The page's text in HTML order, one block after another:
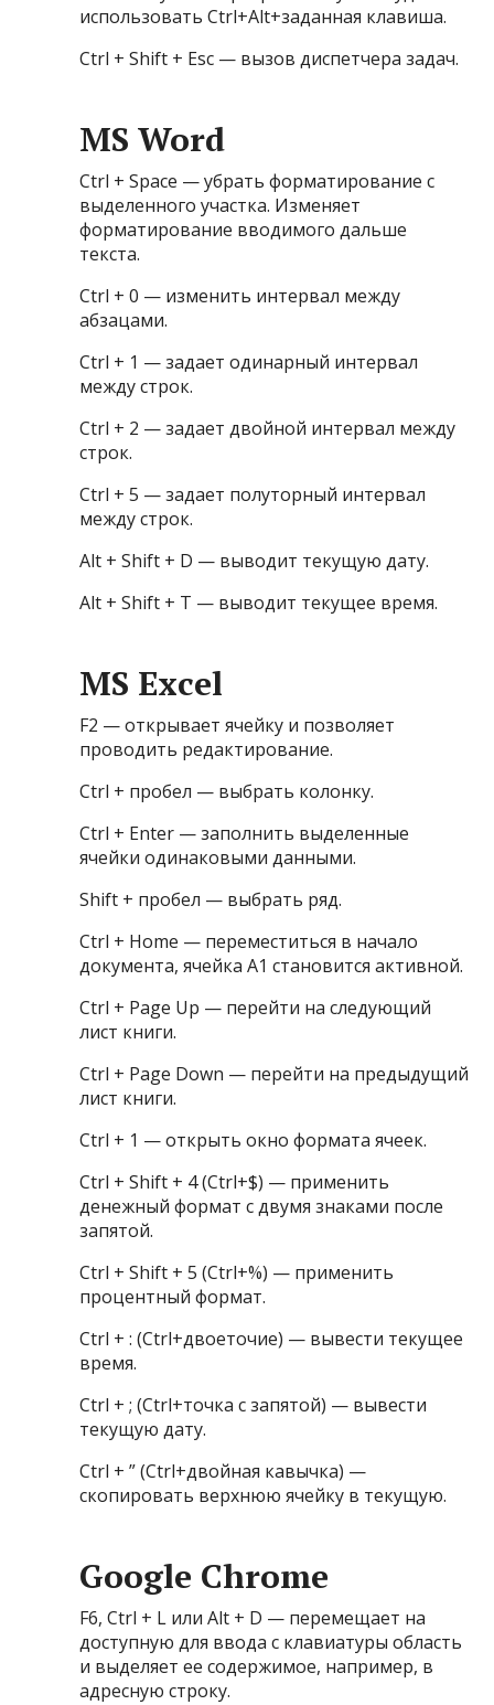
использовать Ctrl+Alt+заданная клавиша.
Ctrl + Shift + Esc — вызов диспетчера задач.
MS Word
Ctrl + Space — убрать форматирование с
выделенного участка. Изменяет
форматирование вводимого дальше
текста.
Ctrl + 0 — изменить интервал между
абзацами.
Ctrl + 1 — задает одинарный интервал
между строк.
Ctrl + 2 — задает двойной интервал между
строк.
Ctrl + 5 — задает полуторный интервал
между строк.
Alt + Shift + D — выводит текущую дату.
Alt + Shift + T — выводит текущее время.
MS Excel
F2 — открывает ячейку и позволяет
проводить редактирование.
Ctrl + пробел — выбрать колонку.
Ctrl + Enter — заполнить выделенные
ячейки одинаковыми данными.
Shift + пробел — выбрать ряд.
Ctrl + Home — переместиться в начало
документа, ячейка A1 становится активной.
Ctrl + Page Up — перейти на следующий
лист книги.
Ctrl + Page Down — перейти на предыдущий
лист книги.
Ctrl + 1 — открыть окно формата ячеек.
Ctrl + Shift + 4 (Ctrl+$) — применить
денежный формат с двумя знаками после
запятой.
Ctrl + Shift + 5 (Ctrl+%) — применить
процентный формат.
Ctrl + : (Ctrl+двоеточие) — вывести текущее
время.
Ctrl + ; (Ctrl+точка с запятой) — вывести
текущую дату.
Ctrl + ” (Ctrl+двойная кавычка) —
скопировать верхнюю ячейку в текущую.
Google Chrome
F6, Ctrl + L или Alt + D — перемещает на
доступную для ввода с клавиатуры область
и выделяет ее содержимое, например, в
адресную строку.